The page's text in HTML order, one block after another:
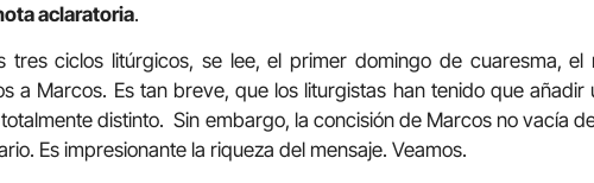
aclaratoria.
tres ciclos litúrgicos, se lee, el primer domingo de cuaresma,
a Marcos. Es tan breve, que los liturgistas han tenido que
distinto. Sin embargo, la concisión de Marcos no vacía
Es impresionante la riqueza del mensaje. Veamos.